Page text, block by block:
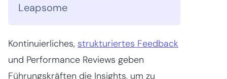
Leapsome
Kontinuierliches, strukturiertes Feedback
und Performance Reviews geben
Führungskräften die Insights, um zu